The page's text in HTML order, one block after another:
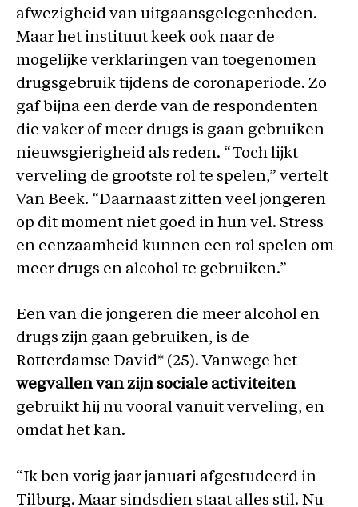
afwezigheid van uitgaansgelegenheden.
Maar het instituut keek ook naar de
mogelijke verklaringen van toegenomen
drugsgebruik tijdens de coronaperiode. Zo
gaf bijna een derde van de respondenten
die vaker of meer drugs is gaan gebruiken
nieuwsgierigheid als reden. “Toch lijkt
verveling de grootste rol te spelen,” vertelt
Van Beek. “Daarnaast zitten veel jongeren
op dit moment niet goed in hun vel. Stress
en eenzaamheid kunnen een rol spelen om
meer drugs en alcohol te gebruiken.”
Een van die jongeren die meer alcohol en
drugs zijn gaan gebruiken, is de
Rotterdamse David* (25). Vanwege het
wegvallen van zijn sociale activiteiten
gebruikt hij nu vooral vanuit verveling, en
omdat het kan.
“Ik ben vorig jaar januari afgestudeerd in
Tilburg. Maar sindsdien staat alles stil. Nu